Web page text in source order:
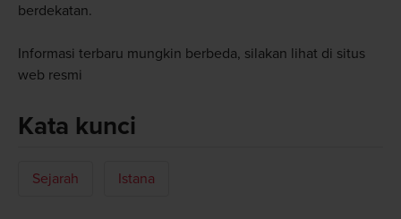
berdekatan.
Informasi terbaru mungkin berbeda, silakan lihat di situs
web resmi
Kata kunci
Sejarah Istana